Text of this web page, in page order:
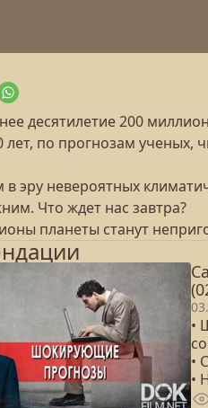
десятилетие 200
лет, по прогнозам ученых,
эру невероятных
Что ждет нас завтра?
планеты станут
•
•
•